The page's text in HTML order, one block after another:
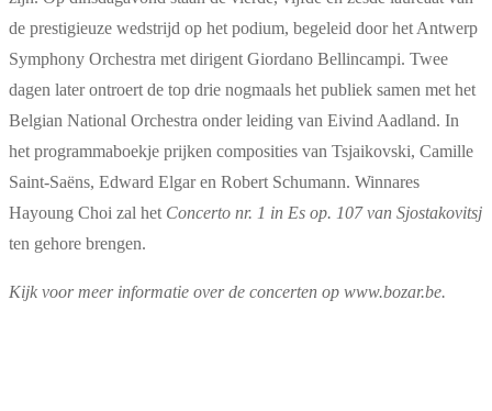
de prestigieuze wedstrijd op het podium, begeleid door het Antwerp
Symphony Orchestra met dirigent Giordano Bellincampi. Twee
dagen later ontroert de top drie nogmaals het publiek samen met het
Belgian National Orchestra onder leiding van Eivind Aadland. In
het programmaboekje prijken composities van Tsjaikovski, Camille
Saint-Saëns, Edward Elgar en Robert Schumann. Winnares
Hayoung Choi zal het Concerto nr. 1 in Es op. 107van Sjostakovitsj
ten gehore brengen.
Kijk voor meer informatie over de concerten op www.bozar.be.